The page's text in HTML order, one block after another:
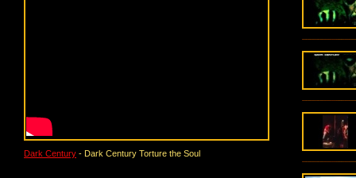
Dark Century - Dark Century Torture the Soul